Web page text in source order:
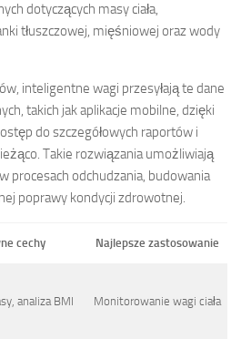
dotyczących masy ciała,
tłuszczowej, mięśniowej oraz wody
inteligentne wagi przesyłają te dane
takich jak aplikacje mobilne, dzięki
do szczegółowych raportów i
Takie rozwiązania umożliwiają
procesach odchudzania, budowania
poprawy kondycji zdrowotnej.
cechy Najlepsze zastosowanie
analiza BMI Monitorowanie wagi ciała